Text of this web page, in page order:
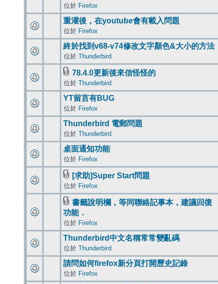
位於 Firefox
重灌後，在youtube會有載入問題
位於 Firefox
終於找到v68-v74修改文字顏色&大小的方法
位於 Thunderbird
78.4.0更新後來信怪怪的
位於 Thunderbird
YT留言有BUG
位於 Firefox
Thunderbird 電郵問題
位於 Thunderbird
桌面通知功能
位於 Firefox
[求助]Super Start問題
位於 Firefox
書籤說明欄，等同聯絡記事本，建議回復
功能．
位於 Firefox
Thunderbird中文名稱常常變亂碼
位於 Thunderbird
請問如何firefox新分頁打開歷史記錄
位於 Firefox